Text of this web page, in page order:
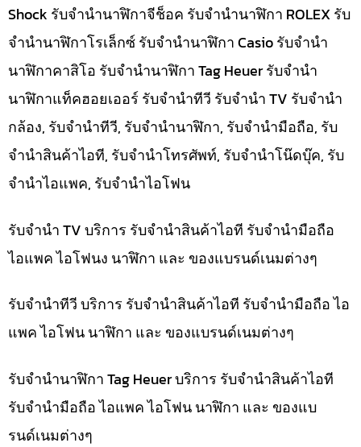
Shock รับจำนำนาฬิกาจีช็อค รับจำนำนาฬิกา ROLEX รับ
จำนำนาฬิกาโรเล็กซ์ รับจำนำนาฬิกา Casio รับจำนำ
นาฬิกาคาสิโอ รับจำนำนาฬิกา Tag Heuer รับจำนำ
นาฬิกาแท็คฮอยเออร์ รับจำนำทีวี รับจำนำ TV รับจำนำ
กล้อง, รับจำนำทีวี, รับจำนำนาฬิกา, รับจำนำมือถือ, รับ
จำนำสินค้าไอที, รับจำนำโทรศัพท์, รับจำนำโน๊ดบุ๊ค, รับ
จำนำไอแพค, รับจำนำไอโฟน
รับจำนำ TV บริการ รับจำนำสินค้าไอที รับจำนำมือถือ
ไอแพค ไอโฟนง นาฬิกา และ ของแบรนด์เนมต่างๆ
รับจำนำทีวี บริการ รับจำนำสินค้าไอที รับจำนำมือถือ ไอ
แพค ไอโฟน นาฬิกา และ ของแบรนด์เนมต่างๆ
รับจำนำนาฬิกา Tag Heuer บริการ รับจำนำสินค้าไอที
รับจำนำมือถือ ไอแพค ไอโฟน นาฬิกา และ ของแบ
รนด์เนมต่างๆ